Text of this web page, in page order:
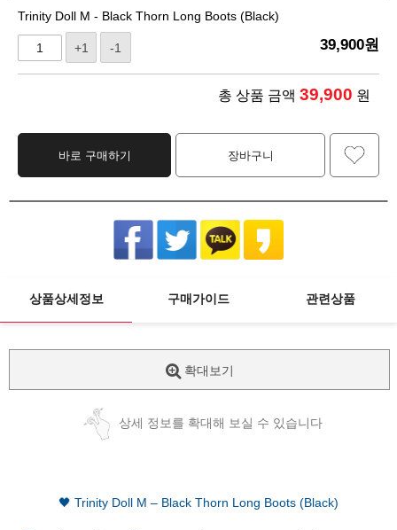
Trinity Doll M - Black Thorn Long Boots (Black)
+1 -1 39,900원
총 상품 금액 39,900 원
바로 구매하기 장바구니
상품상세정보 구매가이드 관련상품
확대보기
상세 정보를 확대해 보실 수 있습니다
🖤 Trinity Doll M – Black Thorn Long Boots (Black)